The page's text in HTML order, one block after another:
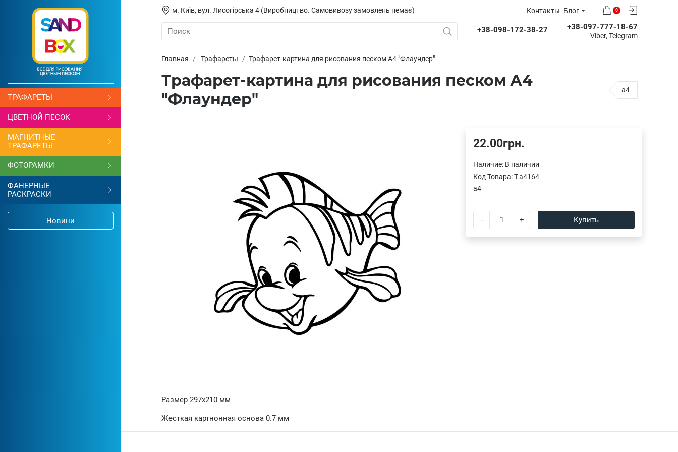
ТРАФАРЕТЫ
ЦВЕТНОЙ ПЕСОК
МАГНИТНЫЕ
ТРАФАРЕТЫ
ФОТОРАМКИ
ФАНЕРНЫЕ
РАСКРАСКИ
Новини
Контакты Блог
м. Київ, вул. Лисогірська 4 (Виробництво. Самовивозу замовлень немає)
+38-098-172-38-27
0
+38-097-777-18-67
Viber, Telegram
Главная Трафареты Трафарет-картина для рисования песком А4 "Флаундер"
Трафарет-картина для рисования песком А4
"Флаундер"
a4
Размер 297х210 мм
Жесткая картнонная основа 0.7 мм
22.00грн.
Наличие: В наличии
Код Товара:T-a4164
a4
- + Купить